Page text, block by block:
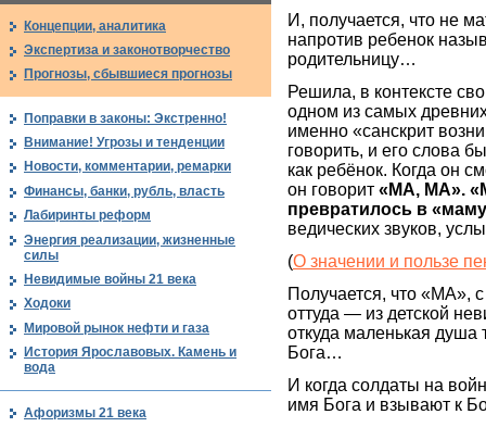
И, получается, что не
напротив ребенок
родительницу…
Решила, в контексте
одном из самых
именно «санскрит
говорить, и его слова
как ребёнок. Когда он
он говорит «МА, МА».
превратилось в
ведических звуков,
(О значении и пользе
Получается, что «МА»,
оттуда — из детской
откуда маленькая душа
Бога…
И когда солдаты на
имя Бога и взывают к
Концепции, аналитика
Экспертиза и законотворчество
Прогнозы, сбывшиеся прогнозы
Поправки в законы: Экстренно!
Внимание! Угрозы и тенденции
Новости, комментарии, ремарки
Финансы, банки, рубль, власть
Лабиринты реформ
Энергия реализации, жизненные
силы
Невидимые войны 21 века
Ходоки
Мировой рынок нефти и газа
История Ярославовых. Камень и
вода
Афоризмы 21 века